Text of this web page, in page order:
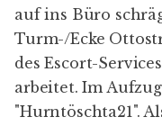
auf ins Büro
Turm-/Ecke
des Escort-
arbeitet. Im
"Hurntöschta21".